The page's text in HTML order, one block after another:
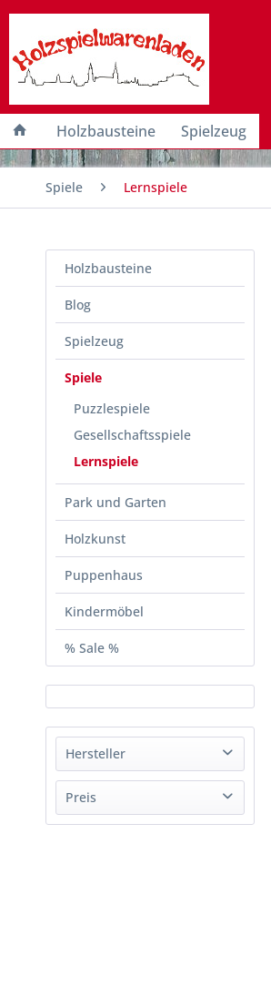
Holzbausteine Spielzeug
Spiele Lernspiele
Holzbausteine
Blog
Spielzeug
Spiele
Puzzlespiele
Gesellschaftsspiele
Lernspiele
Park und Garten
Holzkunst
Puppenhaus
Kindermöbel
% Sale %
Hersteller
divers
Ebert
Preis